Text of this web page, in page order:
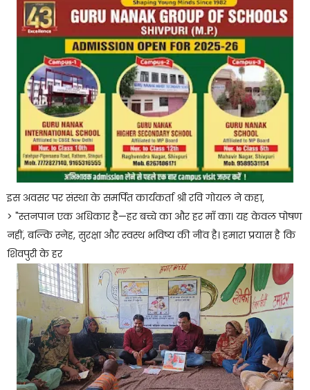
इस अवसर पर संस्था के समर्पित कार्यकर्ता श्री रवि गोयल ने कहा,
> "स्तनपान एक अधिकार है—हर बच्चे का और हर माँ का। यह केवल पोषण
नहीं, बल्कि स्नेह, सुरक्षा और स्वस्थ भविष्य की नींव है। हमारा प्रयास है कि
शिवपुरी के हर